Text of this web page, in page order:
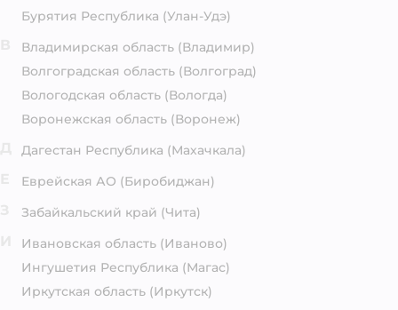
Бурятия Республика (Улан-Удэ)
Владимирская область (Владимир)
Волгоградская область (Волгоград)
Вологодская область (Вологда)
Воронежская область (Воронеж)
Дагестан Республика (Махачкала)
Еврейская АО (Биробиджан)
Забайкальский край (Чита)
Ивановская область (Иваново)
Ингушетия Республика (Магас)
Иркутская область (Иркутск)